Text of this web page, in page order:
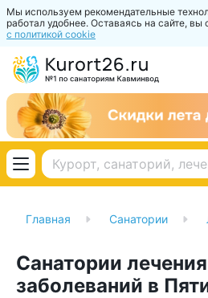
Мы используем рекомендательные
работал удобнее. Оставаясь на сайте, вы
с политикой cookie
Главная Санатории
Санатории
заболеваний в